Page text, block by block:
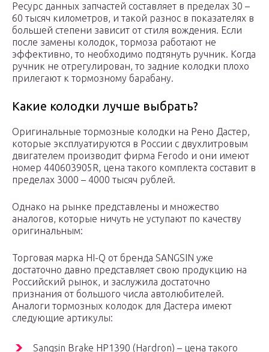
Ресурс данных запчастей составляет в пределах 30 –
60 тысяч километров, и такой разнос в показателях в
большей степени зависит от стиля вождения. Если
после замены колодок, тормоза работают не
эффективно, то необходимо подтянуть ручник. Когда
ручник не отрегулирован, то задние колодки плохо
прилегают к тормозному барабану.
Какие колодки лучше выбрать?
Оригинальные тормозные колодки на Рено Дастер,
которые эксплуатируются в России с двухлитровым
двигателем производит фирма Ferodo и они имеют
номер 440603905R, цена такого комплекта составит в
пределах 3000 – 4000 тысяч рублей.
Однако на рынке представлены и множество
аналогов, которые ничуть не уступают по качеству
оригинальным:
Торговая марка HI-Q от бренда SANGSIN уже
достаточно давно представляет свою продукцию на
Российский рынок, и заслужила достаточно
признания от большого числа автолюбителей.
Аналоги тормозных колодок для Дастера имеют
следующие артикулы:
Sangsin Brake HP1390 (Hardron) – цена такого